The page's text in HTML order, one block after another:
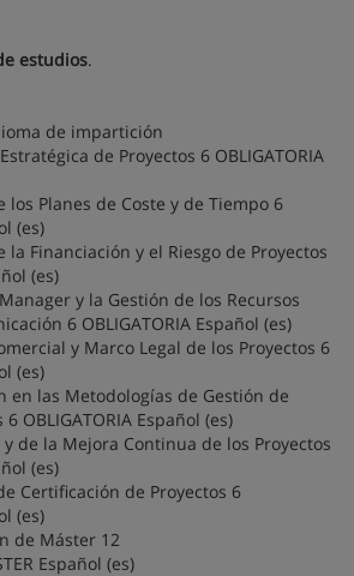
estudios.
de impartición
de Proyectos 6 OBLIGATORIA
los Planes de Coste y de Tiempo 6
(es)
la Financiación y el Riesgo de Proyectos
(es)
y la Gestión de los Recursos
6 OBLIGATORIA Español (es)
y Marco Legal de los Proyectos 6
(es)
en las Metodologías de Gestión de
OBLIGATORIA Español (es)
de la Mejora Continua de los Proyectos
(es)
Certificación de Proyectos 6
(es)
de Máster 12
Español (es)